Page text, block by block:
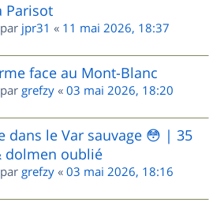
Parisot
jpr31 « 11 mai 2026, 18:37
face au Mont-Blanc
grefzy « 03 mai 2026, 18:20
dans le Var sauvage 😳 | 35
dolmen oublié
grefzy « 03 mai 2026, 18:16